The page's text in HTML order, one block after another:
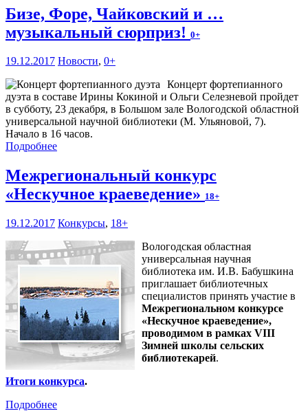
Бизе, Форе, Чайковский и …
музыкальный сюрприз! 0+
19.12.2017 Новости, 0+
Концерт фортепианного
дуэта в составе Ирины Кокиной и Ольги Селезневой пройдет
в субботу, 23 декабря, в Большом зале Вологодской областной
универсальной научной библиотеки (М. Ульяновой, 7).
Начало в 16 часов.
Подробнее
Межрегиональный конкурс
«Нескучное краеведение» 18+
19.12.2017 Конкурсы, 18+
Вологодская областная
универсальная научная
библиотека им. И.В. Бабушкина
приглашает библиотечных
специалистов принять участие в
Межрегиональном конкурсе
«Нескучное краеведение»,
проводимом в рамках VIII
Зимней школы сельских
библиотекарей.
Итоги конкурса.
Подробнее